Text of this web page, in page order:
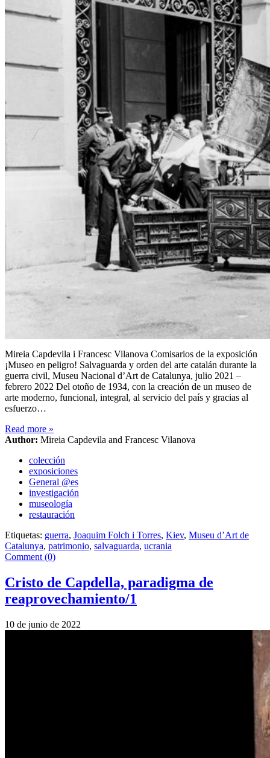
Mireia Capdevila i Francesc Vilanova Comisarios de la exposición
¡Museo en peligro! Salvaguarda y orden del arte catalán durante la
guerra civil, Museu Nacional d’Art de Catalunya, julio 2021 –
febrero 2022 Del otoño de 1934, con la creación de un museo de
arte moderno, funcional, integral, al servicio del país y gracias al
esfuerzo…
Read more »
Author: Mireia Capdevila and Francesc Vilanova
colección
exposiciones
General @es
investigación
museología
restauración
Etiquetas: guerra, Joaquim Folch i Torres, Kiev, Museu d’Art de
Catalunya, patrimonio, salvaguarda, ucrania
Comment (0)
Cristo de Capdella, paradigma de
reaprovechamiento/1
10 de junio de 2022